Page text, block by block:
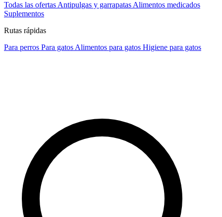
Todas las ofertas Antipulgas y garrapatas Alimentos medicados
Suplementos
Rutas rápidas
Para perros Para gatos Alimentos para gatos Higiene para gatos